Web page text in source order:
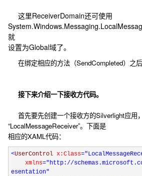
这里ReceiverDomain还可使用
就
设置为Global域了。
在绑定相应的方法（SendCompleted）之后
接下来介绍一下接收方代码。
首先要先创建一个接收方的Silverlight应用
“LocalMessageReceiver”。下面是
相应的XAML代码：
<UserControlx:Class
xmlns="http://
esentation"